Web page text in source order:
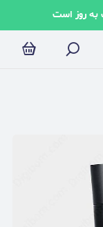
به روز است